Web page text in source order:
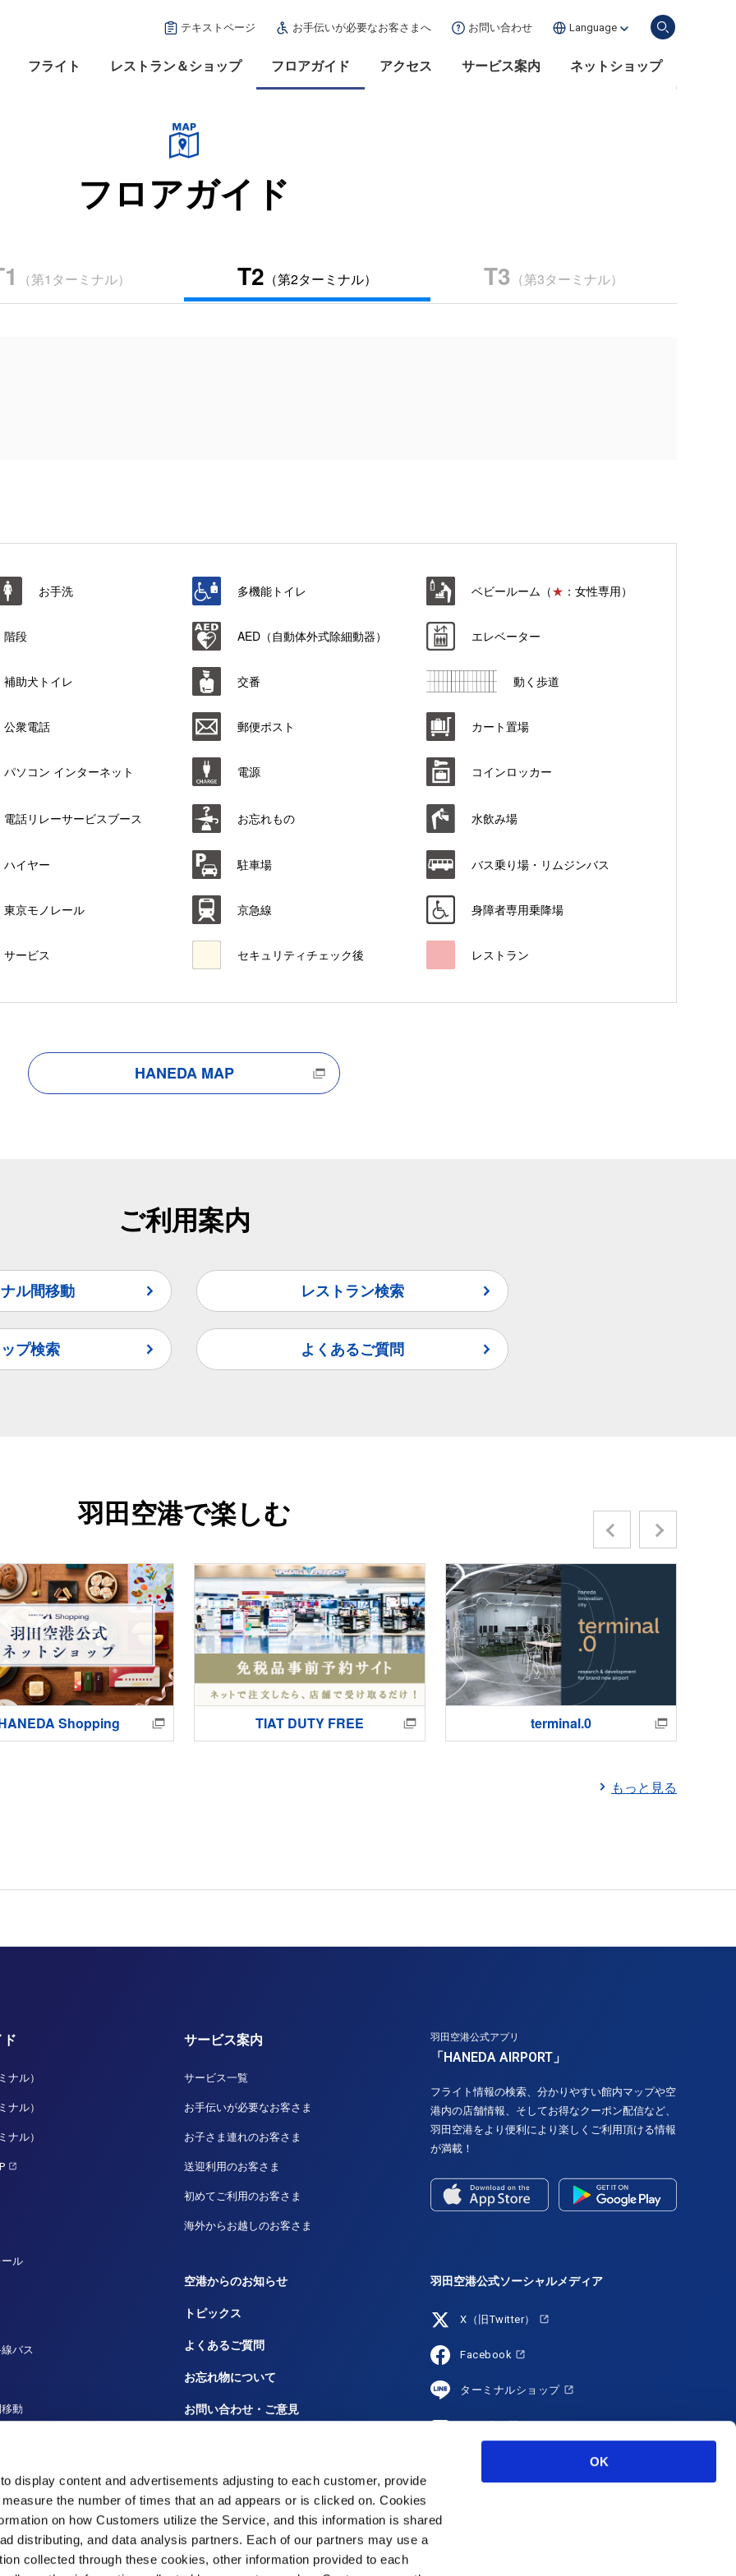
display content and advertisements adjusting to each customer, provide
the number of times that an ad appears or is clicked on. Cookies
on how Customers utilize the Service, and this information is shared
distributing, and data analysis partners. Each of our partners may use a
collected through these cookies, other information provided to each
OK
フライト レストラン＆ショップ フロアガイド アクセス サービス案内 ネットショップ
テキストページ お手伝いが必要なお客さまへ お問い合わせ Language
フロアガイド
（第1ターミナル） T2 （第2ターミナル） T3 （第3ターミナル）
お手洗 多機能トイレ ベビールーム（★ ：女性専用）
階段 AED（自動体外式除細動器） エレベーター
補助犬トイレ 交番 動く歩道
公衆電話 郵便ポスト カート置場
パソコン インターネット 電源 コインロッカー
電話リレーサービスブース お忘れもの 水飲み場
ハイヤー 駐車場 バス乗り場・リムジンバス
東京モノレール 京急線 身障者専用乗降場
サービス セキュリティチェック後 レストラン
HANEDA MAP
ご利用案内
ル間移動 レストラン検索
プ検索 よくあるご質問
羽田空港で楽しむ Previous
Shopping TIAT DUTY FREE terminal.0
Next
もっと見る
ナル）
ナル）
ナル）
ル
バス
動
サービス案内
サービス一覧
お手伝いが必要なお客さま
お子さま連れのお客さま
送迎利用のお客さま
初めてご利用のお客さま
海外からお越しのお客さま
空港からのお知らせ
トピックス
よくあるご質問
お忘れ物について
お問い合わせ・ご意見
大事なお知らせや規程
災害時の対応
羽田空港公式アプリ
「HANEDA AIRPORT」
フライト情報の検索、分かりやすい館内マップや空
港内の店舗情報、そしてお得なクーポン配信など、
羽田空港をより便利により楽しくご利用頂ける情報
が満載！
羽田空港公式ソーシャルメディア
X（旧Twitter）
Facebook
ターミナルショップ
YouTube